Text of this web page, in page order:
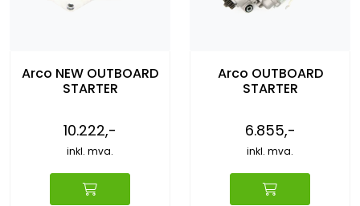
Arco NEW OUTBOARD
STARTER
10.222,-
inkl. mva.
Arco OUTBOARD
STARTER
6.855,-
inkl. mva.